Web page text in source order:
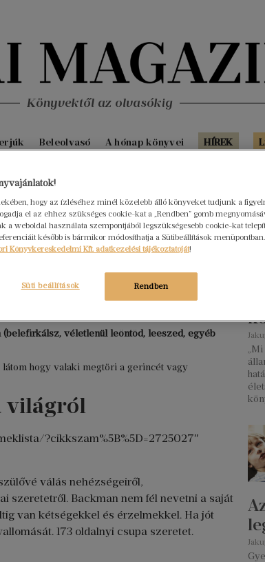
Könyvektől az olvasókig
Beleolvasó A hónap könyvei HÍREK
és nincs jobb illata mint egy új könyvnek.
kalandban van részem úgy, hogy közben otthon
(belefirkálsz, véletlenül leöntöd, leeszed, egyéb
hogy valaki megtöri a gerincét vagy
világról
?cikkszam%5B%5D=2725027″
válás nehézségeiről,
szeretetről. Backman nem fél nevetni a saját
van kétségekkel és érzelmekkel. Ha jót
173 oldalnyi csupa szeretet.
hogy az ízléséhez minél közelebb álló könyveket tudjunk a
el az ehhez szükséges cookie-kat a „Rendben” gomb
a weboldal használata szempontjából legszükségesebb cookie-kat
később is bármikor módosíthatja a Sütibeállítások
Könyvkereskedelmi Kft. adatkezelési tájékoztatóját!
Rendben
Süti beállítások